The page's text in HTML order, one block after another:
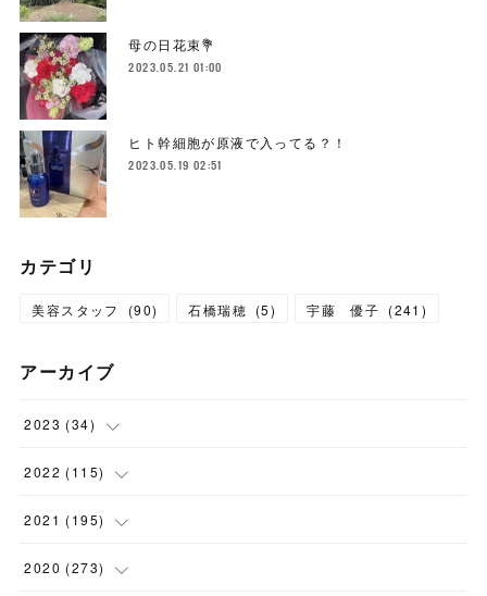
母の日花束💐
2023.05.21 01:00
ヒト幹細胞が原液で入ってる？！
2023.05.19 02:51
カテゴリ
美容スタッフ (90) 石橋瑞穂 (5) 宇藤 優子 (241 )
アーカイブ
2023 (34)
( 1 )
(2)
(3)
2022 (115)
(8)
(7)
2021 (195)
(14)
2020 (273)